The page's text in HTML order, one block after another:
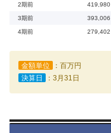
2期前 419,980
3期前 393,006
4期前 279,402
金額単位
：百万円
決算日
：3月31日